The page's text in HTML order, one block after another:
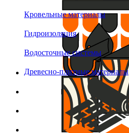
Кровельные материалы
Гидроизоляция
Водосточные системы
Древесно-плитные материалы